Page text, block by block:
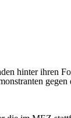
hinter ihren